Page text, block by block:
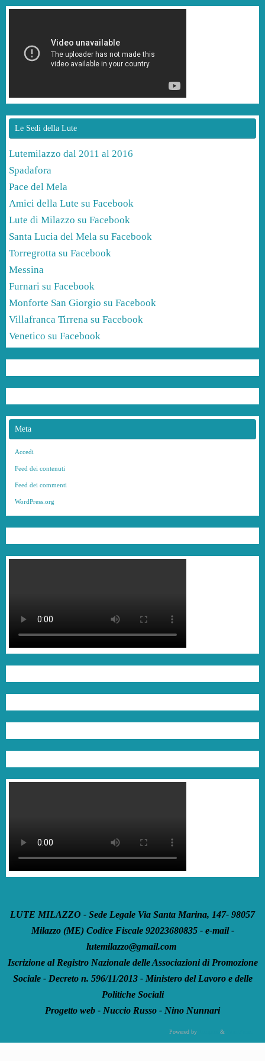
Le Sedi della Lute
Lutemilazzo dal 2011 al 2016
Spadafora
Pace del Mela
Amici della Lute su Facebook
Lute di Milazzo su Facebook
Santa Lucia del Mela su Facebook
Torregrotta su Facebook
Messina
Furnari su Facebook
Monforte San Giorgio su Facebook
Villafranca Tirrena su Facebook
Venetico su Facebook
Meta
Accedi
Feed dei contenuti
Feed dei commenti
WordPress.org
LUTE MILAZZO - Sede Legale Via Santa Marina, 147- 98057
Milazzo (ME) Codice Fiscale 92023680835 - e-mail -
lutemilazzo@gmail.com
Iscrizione al Registro Nazionale delle Associazioni di Promozione
Sociale - Decreto n. 596/11/2013 - Ministero del Lavoro e delle
Politiche Sociali
Progetto web - Nuccio Russo - Nino Nunnari
Powered by &